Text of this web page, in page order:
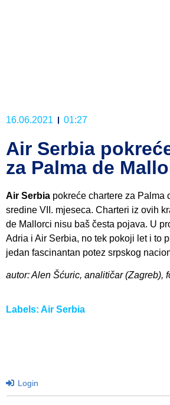
16.06.2021 01:27
Air Serbia
za Palma de
Air Serbia pokreće chartere za Palma
sredine VII. mjeseca. Charteri iz ovih
de Mallorci nisu baš česta pojava. U
Adria i Air Serbia, no tek pokoji let i to
jedan fascinantan potez srpskog
autor: Alen Šćuric, analitičar (Zagreb),
Labels: Air Serbia
Login